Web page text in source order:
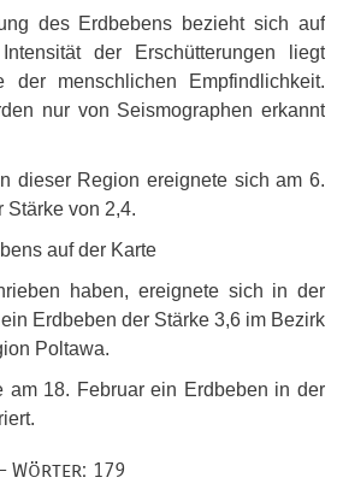
des Erdbebens bezieht sich auf
der Erschütterungen liegt
der menschlichen Empfindlichkeit.
nur von Seismographen erkannt
dieser Region ereignete sich am 6.
Stärke von 2,4.
auf der Karte
haben, ereignete sich in der
Erdbeben der Stärke 3,6 im Bezirk
Poltawa.
am 18. Februar ein Erdbeben in der
Wörter: 179